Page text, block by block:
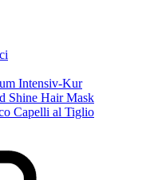
Intensiv-Kur
Shine Hair Mask
Capelli al Tiglio